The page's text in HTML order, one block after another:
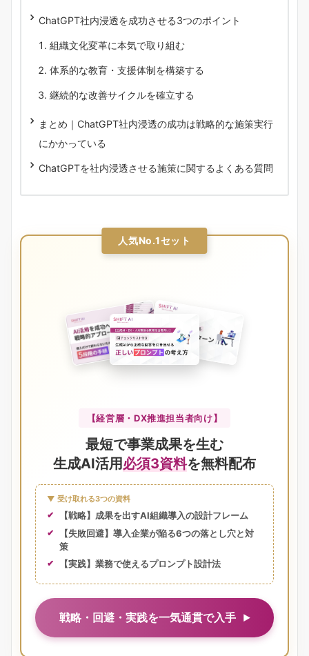
ChatGPT社内浸透を成功させる3つのポイント
組織文化変革に本気で取り組む
体系的な教育・支援体制を構築する
継続的な改善サイクルを確立する
まとめ｜ChatGPT社内浸透の成功は戦略的な施策実行
にかかっている
ChatGPTを社内浸透させる施策に関するよくある質問
人気No.1セット
【経営層・DX推進担当者向け】
最短で事業成果を生む
生成AI活用必須3資料を無料配布
▼ 受け取れる3つの資料
【戦略】成果を出すAI組織導入の設計フレーム
【失敗回避】導入企業が陥る6つの落とし穴と対
策
【実践】業務で使えるプロンプト設計法
戦略・回避・実践を一気通貫で入手